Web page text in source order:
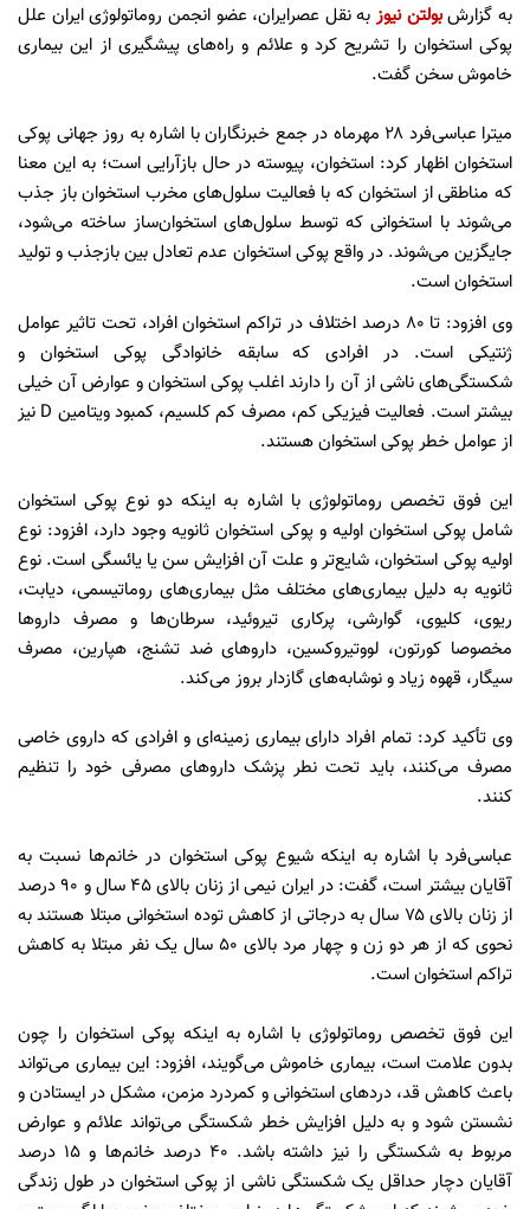
به گزارشبولتن نیوزبه نقل عصرایران، عضو انجمن روماتولوژی ایران علل
پوکی استخوان را تشریح کرد و علائم و راه‌های پیشگیری از این بیماری
خاموش سخن گفت.
میترا عباسی‌فرد ۲۸ مهرماه در جمع خبرنگاران با اشاره به روز جهانی پوکی
استخوان اظهار کرد: استخوان، پیوسته در حال بازآرایی است؛ به این معنا
که مناطقی از استخوان که با فعالیت سلول‌های مخرب استخوان باز جذب
می‌شوند با استخوانی که توسط سلول‌های استخوان‌ساز ساخته می‌شود،
جایگزین می‌شوند. در واقع پوکی استخوان عدم تعادل بین بازجذب و تولید
استخوان است.
وی افزود: تا ۸۰ درصد اختلاف در تراکم استخوان افراد، تحت تاثیر عوامل
ژنتیکی است. در افرادی که سابقه خانوادگی پوکی استخوان و
شکستگی‌های ناشی از آن را دارند اغلب پوکی استخوان و عوارض آن خیلی
بیشتر است. فعالیت فیزیکی کم، مصرف کم کلسیم، کمبود ویتامین D نیز
از عوامل خطر پوکی استخوان هستند.
این فوق تخصص روماتولوژی با اشاره به اینکه دو نوع پوکی استخوان
شامل پوکی استخوان اولیه و پوکی استخوان ثانویه وجود دارد، افزود: نوع
اولیه پوکی استخوان، شایع‌تر و علت آن افزایش سن یا یائسگی است. نوع
ثانویه به دلیل بیماری‌های مختلف مثل بیماری‌های روماتیسمی، دیابت،
ریوی، کلیوی، گوارشی، پرکاری تیروئید، سرطان‌ها و مصرف داروها
مخصوصا کورتون، لووتیروکسین، داروهای ضد تشنج، هپارین، مصرف
سیگار، قهوه زیاد و نوشابه‌های گازدار بروز می‌کند.
وی تأکید کرد: تمام افراد دارای بیماری زمینه‌ای و افرادی که داروی خاصی
مصرف می‌کنند، باید تحت نطر پزشک داروهای مصرفی خود را تنظیم
کنند.
عباسی‌فرد با اشاره به اینکه شیوع پوکی استخوان در خانم‌ها نسبت به
آقایان بیشتر است، گفت: در ایران نیمی از زنان بالای ۴۵ سال و ۹۰ درصد
از زنان بالای ۷۵ سال به درجاتی از کاهش توده استخوانی مبتلا هستند به‌
نحوی‌ که از هر دو زن و چهار مرد بالای ۵۰ سال یک نفر مبتلا به کاهش
تراکم استخوان است.
این فوق تخصص روماتولوژی با اشاره به اینکه پوکی استخوان را چون
بدون علامت است، بیماری خاموش می‌گویند، افزود: این بیماری می‌تواند
باعث کاهش قد، دردهای استخوانی و کمردرد مزمن، مشکل در ایستادن و
نشستن شود و به دلیل افزایش خطر شکستگی می‌تواند علائم و عوارض
مربوط به شکستگی را نیز داشته باشد. ۴۰ درصد خانم‌ها و ۱۵ درصد
آقایان دچار حداقل یک شکستگی ناشی از پوکی استخوان در طول زندگی